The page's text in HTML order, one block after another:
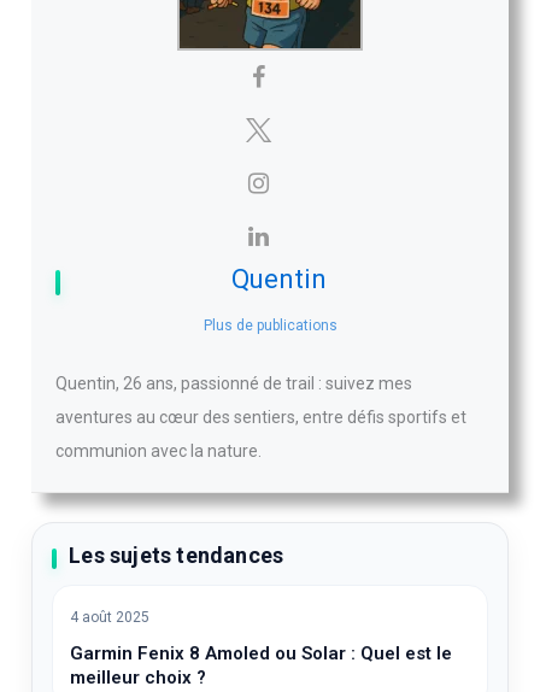
Quentin
Plus de publications
Quentin, 26 ans, passionné de trail : suivez mes
aventures au cœur des sentiers, entre défis sportifs et
communion avec la nature.
Les sujets tendances
4 août 2025
Garmin Fenix 8 Amoled ou Solar : Quel est le
meilleur choix ?